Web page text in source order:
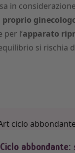
in
proprio
l’apparato
si rischia
Ciclo